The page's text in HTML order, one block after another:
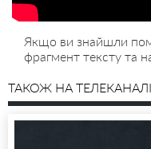
Якщо ви знайшли
фрагмент тексту та
ТАКОЖ НА